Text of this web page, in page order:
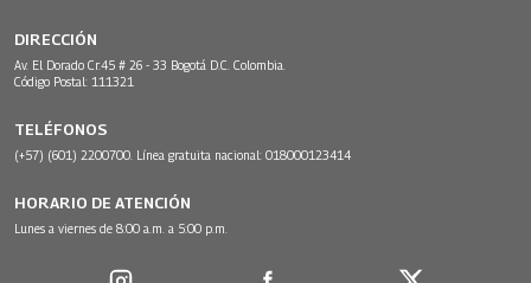
DIRECCIÓN
Av. El Dorado Cr.45 # 26 - 33 Bogotá D.C. Colombia.
Código Postal: 111321
TELÉFONOS
(+57) (601) 2200700. Línea gratuita nacional: 018000123414
HORARIO DE ATENCIÓN
Lunes a viernes de 8:00 a.m. a 5:00 p.m.